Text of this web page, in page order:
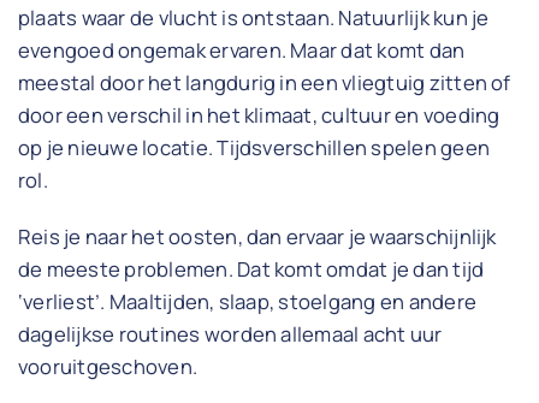
plaats waar de vlucht is ontstaan. Natuurlijk kun je
evengoed ongemak ervaren. Maar dat komt dan
meestal door het langdurig in een vliegtuig zitten of
door een verschil in het klimaat, cultuur en voeding
op je nieuwe locatie. Tijdsverschillen spelen geen
rol.
Reis je naar het oosten, dan ervaar je waarschijnlijk
de meeste problemen. Dat komt omdat je dan tijd
‘verliest’. Maaltijden, slaap, stoelgang en andere
dagelijkse routines worden allemaal acht uur
vooruitgeschoven.